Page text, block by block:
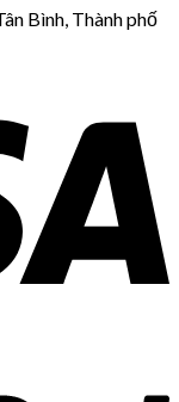
Bình, Thành phố